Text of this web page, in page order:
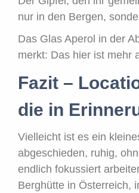
nur in den Bergen,
Das Glas Aperol in der
merkt: Das hier ist mehr
Fazit –
die in
Vielleicht ist es ein
abgeschieden, ruhig,
endlich fokussiert
Berghütte in Österreich,